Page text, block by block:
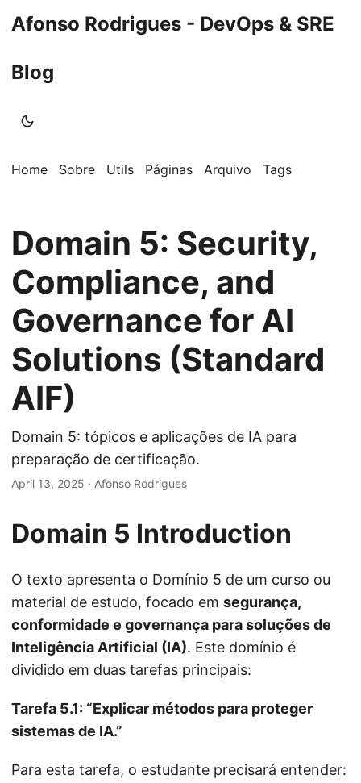
Afonso Rodrigues - DevOps & SRE
Blog
Home Sobre Utils Páginas Arquivo Tags
Domain 5: Security,
Compliance, and
Governance for AI
Solutions (Standard
AIF)
Domain 5: tópicos e aplicações de IA para
preparação de certificação.
April 13, 2025 · Afonso Rodrigues
Domain 5 Introduction
O texto apresenta o Domínio 5 de um curso ou
material de estudo, focado em segurança,
conformidade e governança para soluções de
Inteligência Artificial (IA). Este domínio é
dividido em duas tarefas principais:
Tarefa 5.1: “Explicar métodos para proteger
sistemas de IA.”
Para esta tarefa, o estudante precisará entender: